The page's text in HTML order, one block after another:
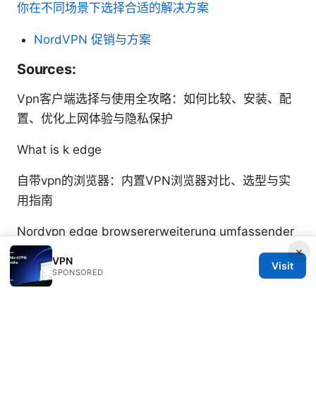
你在不同场景下选择合适的解决方案
NordVPN 促销与方案
Sources:
Vpn客户端选择与使用全攻略：如何比较、安装、配
置、优化上网体验与隐私保护
What is k edge
自带vpn的浏览器：内置VPN浏览器对比、选型与实
用指南
Nordvpn edge browsererweiterung umfassender
leitfaden fur sicherheit und privatsphare
Telegram风控：解封、申诉、防封全攻略（2025最
×
VPN
SPONSORED
Visit